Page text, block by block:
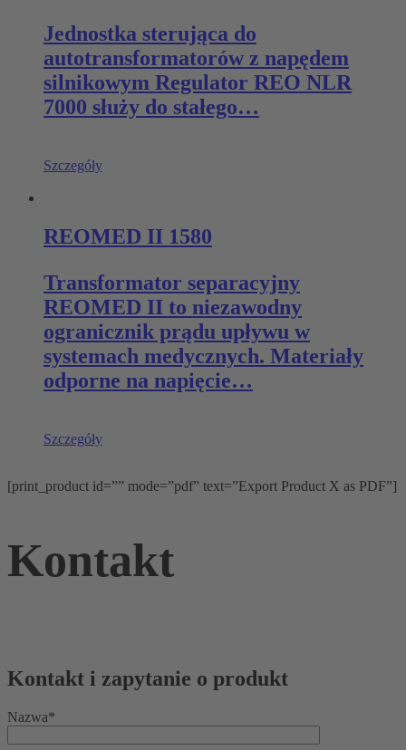
Jednostka sterująca do
autotransformatorów z napędem
silnikowym Regulator REO NLR
7000 służy do stałego…
Szczegóły
REOMED II 1580
Transformator separacyjny
REOMED II to niezawodny
ogranicznik prądu upływu w
systemach medycznych. Materiały
odporne na napięcie…
Szczegóły
[print_product id=”” mode=”pdf” text=”Export Product X as PDF”]
Kontakt
Kontakt i zapytanie o produkt
Nazwa*